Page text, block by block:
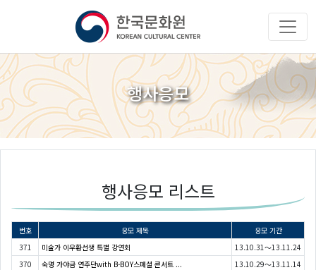
행사응모
행사응모 리스트
번호 응모 제목
응모 기간
371
미술가 이우환선생 특별 강연회
13.10.31～13.11.24
370
숙명 가야금 연주단with B-BOY스페셜 콘서트 ...
13.10.29～13.11.14